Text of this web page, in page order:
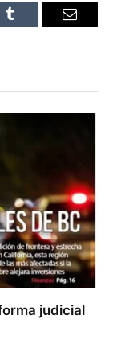
Tumblr Email
judicial